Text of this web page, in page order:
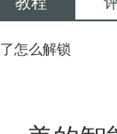
怎么解锁